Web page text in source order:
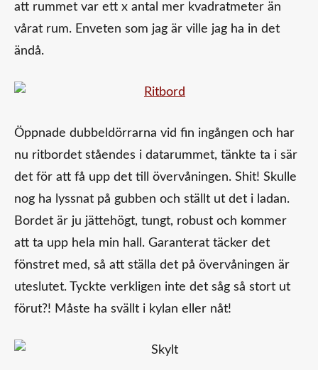
att rummet var ett x antal mer kvadratmeter än
vårat rum. Enveten som jag är ville jag ha in det
ändå.
Öppnade dubbeldörrarna vid fin ingången och har
nu ritbordet ståendes i datarummet, tänkte ta i sär
det för att få upp det till övervåningen. Shit! Skulle
nog ha lyssnat på gubben och ställt ut det i ladan.
Bordet är ju jättehögt, tungt, robust och kommer
att ta upp hela min hall. Garanterat täcker det
fönstret med, så att ställa det på övervåningen är
uteslutet. Tyckte verkligen inte det såg så stort ut
förut?! Måste ha svällt i kylan eller nåt!